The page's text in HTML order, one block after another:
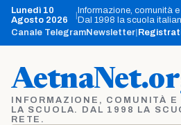
Vai
contenuto
Lunedì 10
Agosto 2026
Informazione, comunità
Dal 1998 la scuola
Canale TelegramNewsletter
INFORMAZIONE, COMUNITÀ
LA SCUOLA. DAL 1998 LA
RETE.